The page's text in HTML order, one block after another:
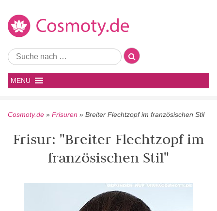
MENU
Cosmoty.de » Frisuren » Breiter Flechtzopf im französischen Stil
Frisur: "Breiter Flechtzopf im
französischen Stil"